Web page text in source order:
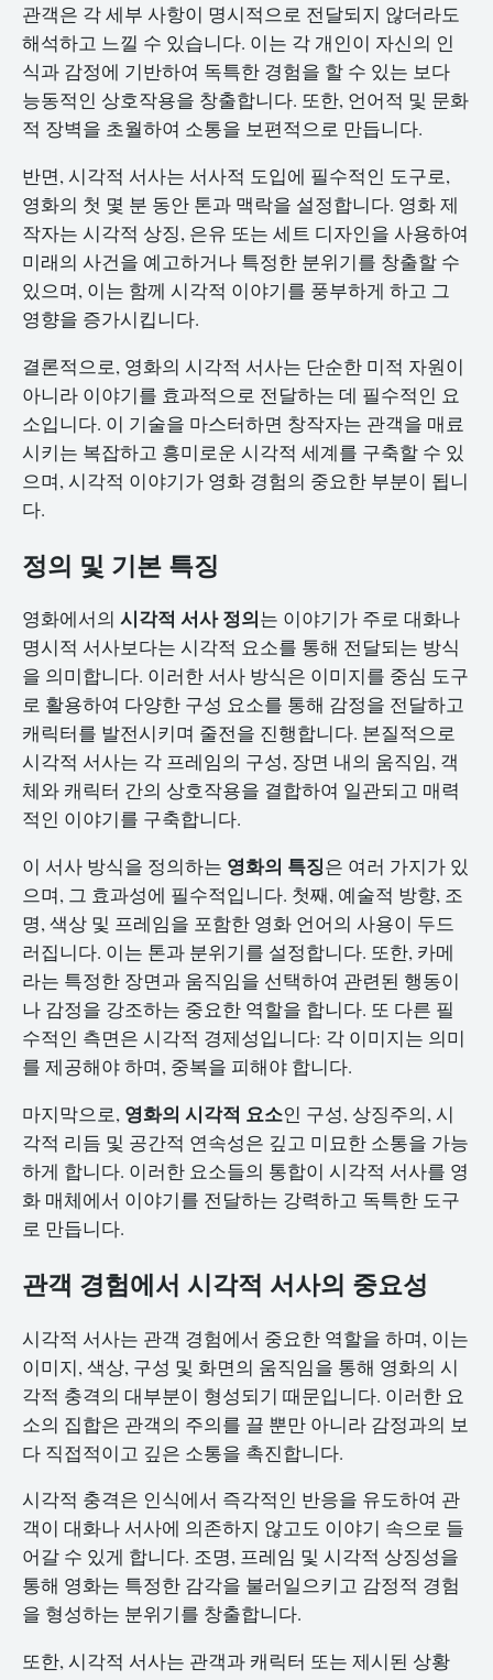
관객은 각 세부 사항이 명시적으로 전달되지 않더라도
해석하고 느낄 수 있습니다. 이는 각 개인이 자신의 인
식과 감정에 기반하여 독특한 경험을 할 수 있는 보다
능동적인 상호작용을 창출합니다. 또한, 언어적 및 문화
적 장벽을 초월하여 소통을 보편적으로 만듭니다.
반면, 시각적 서사는 서사적 도입에 필수적인 도구로,
영화의 첫 몇 분 동안 톤과 맥락을 설정합니다. 영화 제
작자는 시각적 상징, 은유 또는 세트 디자인을 사용하여
미래의 사건을 예고하거나 특정한 분위기를 창출할 수
있으며, 이는 함께 시각적 이야기를 풍부하게 하고 그
영향을 증가시킵니다.
결론적으로, 영화의 시각적 서사는 단순한 미적 자원이
아니라 이야기를 효과적으로 전달하는 데 필수적인 요
소입니다. 이 기술을 마스터하면 창작자는 관객을 매료
시키는 복잡하고 흥미로운 시각적 세계를 구축할 수 있
으며, 시각적 이야기가 영화 경험의 중요한 부분이 됩니
다.
정의 및 기본 특징
영화에서의 시각적 서사 정의는 이야기가 주로 대화나
명시적 서사보다는 시각적 요소를 통해 전달되는 방식
을 의미합니다. 이러한 서사 방식은 이미지를 중심 도구
로 활용하여 다양한 구성 요소를 통해 감정을 전달하고
캐릭터를 발전시키며 줄전을 진행합니다. 본질적으로
시각적 서사는 각 프레임의 구성, 장면 내의 움직임, 객
체와 캐릭터 간의 상호작용을 결합하여 일관되고 매력
적인 이야기를 구축합니다.
이 서사 방식을 정의하는 영화의 특징은 여러 가지가 있
으며, 그 효과성에 필수적입니다. 첫째, 예술적 방향, 조
명, 색상 및 프레임을 포함한 영화 언어의 사용이 두드
러집니다. 이는 톤과 분위기를 설정합니다. 또한, 카메
라는 특정한 장면과 움직임을 선택하여 관련된 행동이
나 감정을 강조하는 중요한 역할을 합니다. 또 다른 필
수적인 측면은 시각적 경제성입니다: 각 이미지는 의미
를 제공해야 하며, 중복을 피해야 합니다.
마지막으로, 영화의 시각적 요소인 구성, 상징주의, 시
각적 리듬 및 공간적 연속성은 깊고 미묘한 소통을 가능
하게 합니다. 이러한 요소들의 통합이 시각적 서사를 영
화 매체에서 이야기를 전달하는 강력하고 독특한 도구
로 만듭니다.
관객 경험에서 시각적 서사의 중요성
시각적 서사는 관객 경험에서 중요한 역할을 하며, 이는
이미지, 색상, 구성 및 화면의 움직임을 통해 영화의 시
각적 충격의 대부분이 형성되기 때문입니다. 이러한 요
소의 집합은 관객의 주의를 끌 뿐만 아니라 감정과의 보
다 직접적이고 깊은 소통을 촉진합니다.
시각적 충격은 인식에서 즉각적인 반응을 유도하여 관
객이 대화나 서사에 의존하지 않고도 이야기 속으로 들
어갈 수 있게 합니다. 조명, 프레임 및 시각적 상징성을
통해 영화는 특정한 감각을 불러일으키고 감정적 경험
을 형성하는 분위기를 창출합니다.
또한, 시각적 서사는 관객과 캐릭터 또는 제시된 상황